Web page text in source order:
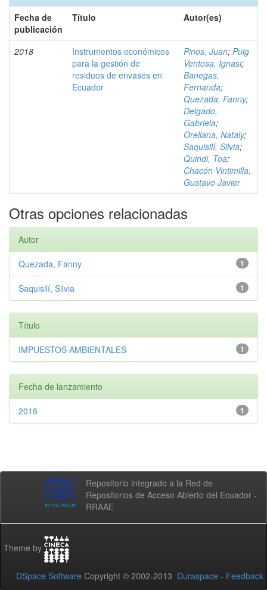
Fecha de
publicación
Título Autor(es)
2018
Instrumentos económicos
para la gestión de
residuos de envases en
Ecuador
Pinos, Juan; Puig
Ventosa, Ignasi;
Banegas,
Fernanda;
Quezada, Fanny;
Delgado,
Gabriela;
Orellana, Nataly;
Saquisilí, Silvia;
Quindi, Toa;
Chacón Vintimilla,
Gustavo Javier
Otras opciones relacionadas
Autor
1
Quezada, Fanny
1
Saquisilí, Silvia
Título
1
IMPUESTOS AMBIENTALES
Fecha de lanzamiento
1
2018
Repositorio integrado a la Red de
Repositorios de Acceso Abierto del Ecuador -
RRAAE
Theme by
DSpace Software Copyright © 2002-2013 Duraspace - Feedback